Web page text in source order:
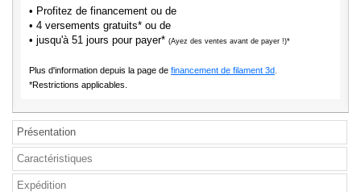
• Profitez de financement ou de
• 4 versements gratuits* ou de
• jusqu'à 51 jours pour payer* (Ayez des ventes avant de payer !)*
Plus d'information depuis la page de financement de filament 3d
*Restrictions applicables.
Présentation
Caractéristiques
Expédition